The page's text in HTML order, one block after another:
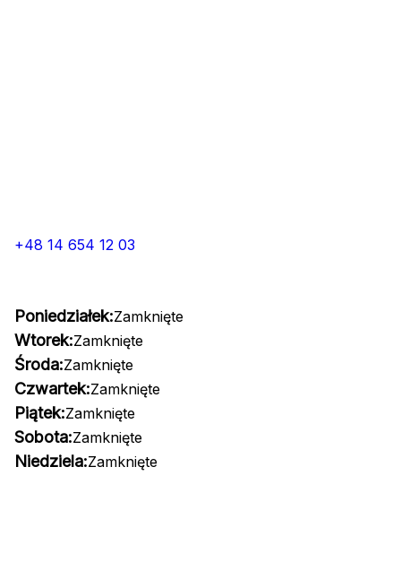
+48 14 654 12 03
Poniedziałek:Zamknięte
Wtorek:Zamknięte
Środa:Zamknięte
Czwartek:Zamknięte
Piątek:Zamknięte
Sobota:Zamknięte
Niedziela:Zamknięte